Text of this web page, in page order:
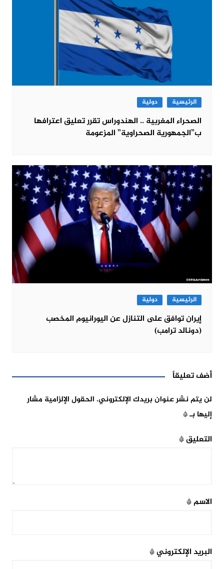
الرئيسية دولية
الصحراء المغربية .. الهندوراس تقرر تعليق اعترافها
ب”الجمهورية الصحراوية” المزعومة
الرئيسية دولية
إيران توافق على التنازل عن اليورانيوم المخصب
(دونالد ترامب)
أضف تعليقاً
لن يتم نشر عنوان بريدك الإلكتروني. الحقول الإلزامية مشار
إليها بـ*
التعليق*
الاسم*
البريد الإلكتروني*